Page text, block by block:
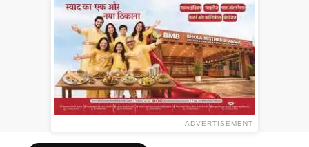
ADVERTISEMENT